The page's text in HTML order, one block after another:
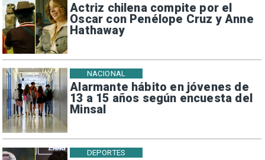
Actriz chilena compite por el
Oscar con Penélope Cruz y Anne
Hathaway
Alarmante hábito en jóvenes de
13 a 15 años según encuesta del
Minsal
NACIONAL
DEPORTES